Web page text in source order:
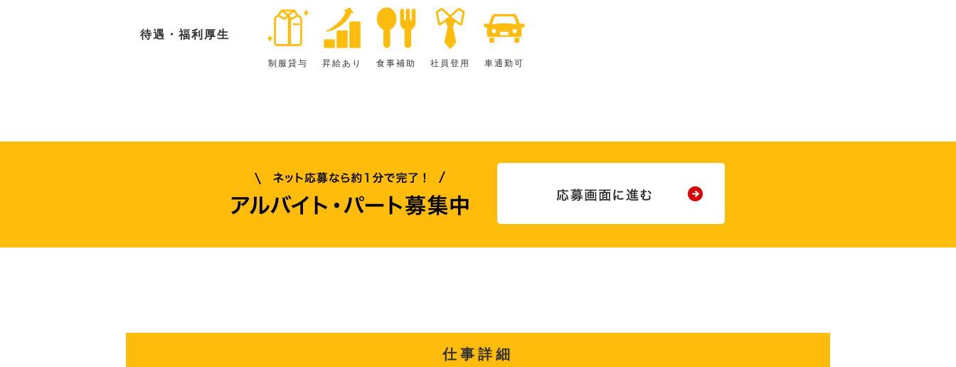
待遇・福利厚生
制服貸与 昇給あり 食事補助 社員登用 車通勤可
仕事詳細